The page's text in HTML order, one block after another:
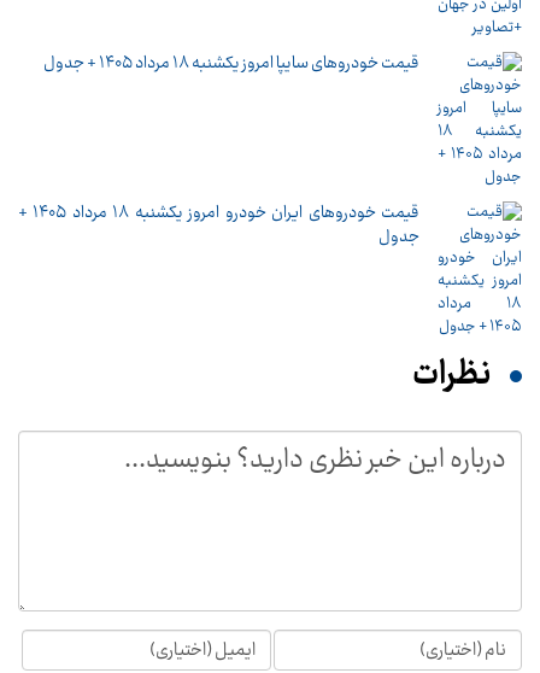
قیمت خودرو‌های سایپا امروز یکشنبه ۱۸ مرداد ۱۴۰۵ + جدول
قیمت خودرو‌های ایران خودرو امروز یکشنبه ۱۸ مرداد ۱۴۰۵ +
جدول
نظرات